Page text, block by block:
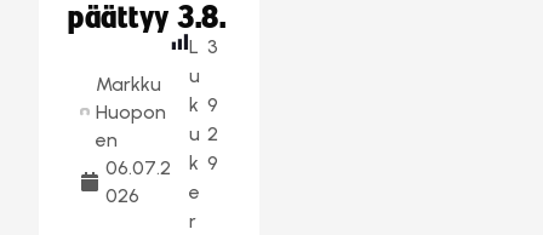
päättyy 3.8.
Markku
Huopon
en
06.07.2
026
L
u
k
u
k
e
r
3
9
2
9